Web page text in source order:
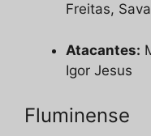
Freitas,
Atacantes:
Igor Jesus
Fluminense